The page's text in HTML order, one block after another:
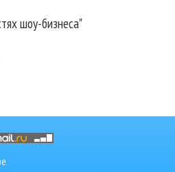
шоу-бизнеса"